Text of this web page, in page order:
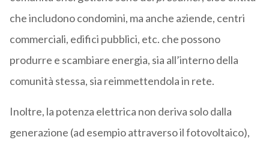
che includono condomini, ma anche aziende, centri
commerciali, edifici pubblici, etc. che possono
produrre e scambiare energia, sia all’interno della
comunità stessa, sia reimmettendola in rete.
Inoltre, la potenza elettrica non deriva solo dalla
generazione (ad esempio attraverso il fotovoltaico),